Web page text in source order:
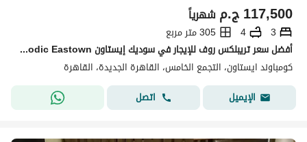
ج.م117,500 شهرياً
3
4
305 متر مربع
أفضل سعر تريبلكس روف للإيجار في سوديك إيستاون Sodic Eastown القاهرة الجديدة New Cairo 305 متر + روف 74 متر 3 غرف نوم وغرفة مربية
كومباوند ايستاون، التجمع الخامس، القاهرة الجديدة، القاهرة
الإيميل
اتصل